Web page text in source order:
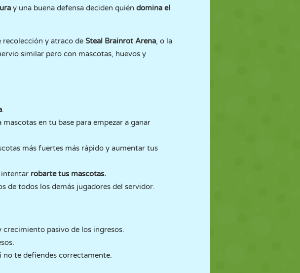
y una buena defensa deciden quién domina el
recolección y atraco de Steal Brainrot Arena, o la
similar pero con mascotas, huevos y
.
mascotas en tu base para empezar a ganar
más fuertes más rápido y aumentar tus
intentar robarte tus mascotas.
de todos los demás jugadores del servidor.
crecimiento pasivo de los ingresos.
no te defiendes correctamente.